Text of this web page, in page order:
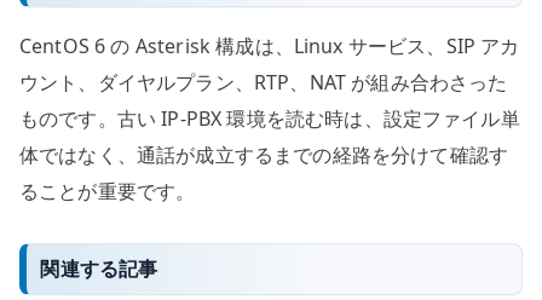
CentOS 6 の Asterisk 構成は、Linux サービス、SIP アカ
ウント、ダイヤルプラン、RTP、NAT が組み合わさった
ものです。古い IP-PBX 環境を読む時は、設定ファイル単
体ではなく、通話が成立するまでの経路を分けて確認す
ることが重要です。
関連する記事